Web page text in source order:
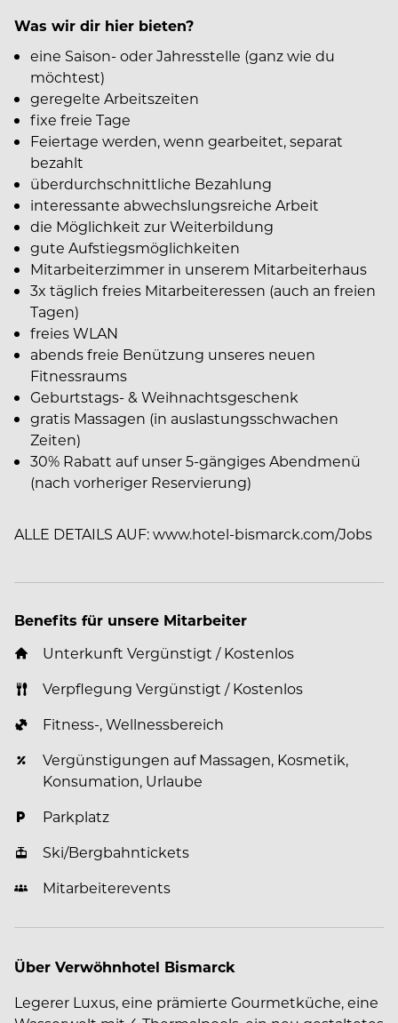
Was wir dir hier bieten?
eine Saison- oder Jahresstelle (ganz wie du
möchtest)
geregelte Arbeitszeiten
fixe freie Tage
Feiertage werden, wenn gearbeitet, separat
bezahlt
überdurchschnittliche Bezahlung
interessante abwechslungsreiche Arbeit
die Möglichkeit zur Weiterbildung
gute Aufstiegsmöglichkeiten
Mitarbeiterzimmer in unserem Mitarbeiterhaus
3x täglich freies Mitarbeiteressen (auch an freien
Tagen)
freies WLAN
abends freie Benützung unseres neuen
Fitnessraums
Geburtstags- & Weihnachtsgeschenk
gratis Massagen (in auslastungsschwachen
Zeiten)
30% Rabatt auf unser 5-gängiges Abendmenü
(nach vorheriger Reservierung)
ALLE DETAILS AUF: www.hotel-bismarck.com/Jobs
Benefits für unsere Mitarbeiter
Unterkunft Vergünstigt / Kostenlos
Verpflegung Vergünstigt / Kostenlos
Fitness-, Wellnessbereich
Vergünstigungen auf Massagen, Kosmetik,
Konsumation, Urlaube
Parkplatz
Ski/Bergbahntickets
Mitarbeiterevents
Über Verwöhnhotel Bismarck
Legerer Luxus, eine prämierte Gourmetküche, eine